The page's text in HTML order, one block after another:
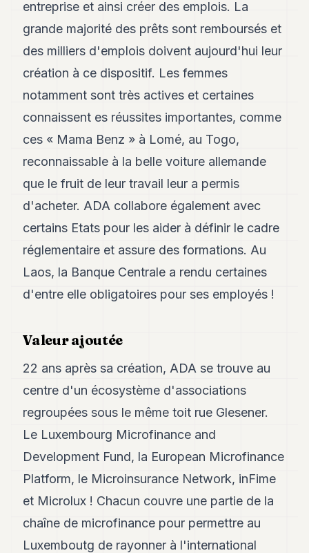
entreprise et ainsi créer des emplois. La
grande majorité des prêts sont remboursés et
des milliers d'emplois doivent aujourd'hui leur
création à ce dispositif. Les femmes
notamment sont très actives et certaines
connaissent es réussites importantes, comme
ces « Mama Benz » à Lomé, au Togo,
reconnaissable à la belle voiture allemande
que le fruit de leur travail leur a permis
d'acheter. ADA collabore également avec
certains Etats pour les aider à définir le cadre
réglementaire et assure des formations. Au
Laos, la Banque Centrale a rendu certaines
d'entre elle obligatoires pour ses employés !
Valeur ajoutée
22 ans après sa création, ADA se trouve au
centre d'un écosystème d'associations
regroupées sous le même toit rue Glesener.
Le Luxembourg Microfinance and
Development Fund, la European Microfinance
Platform, le Microinsurance Network, inFime
et Microlux ! Chacun couvre une partie de la
chaîne de microfinance pour permettre au
Luxemboutg de rayonner à l'international